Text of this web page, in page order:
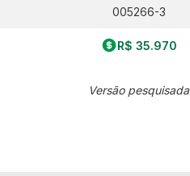
005266-3
R$ 35.970
Versão pesquisada